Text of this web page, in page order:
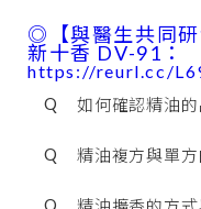
◎【與醫生共同
新十香 DV-91：
https://reurl.cc/
Q 如何確認精油
Q 精油複方與單方
Q